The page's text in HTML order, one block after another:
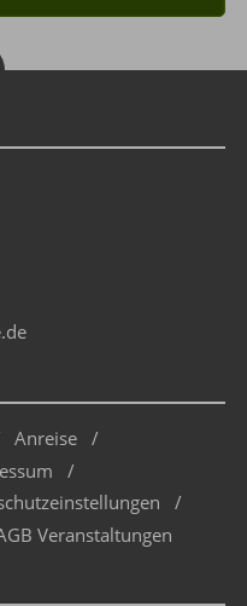
Anreise
Veranstaltungen